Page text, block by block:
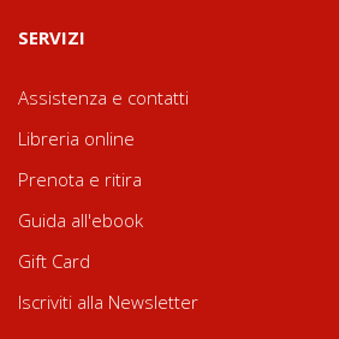
SERVIZI
Assistenza e contatti
Libreria online
Prenota e ritira
Guida all'ebook
Gift Card
Iscriviti alla Newsletter